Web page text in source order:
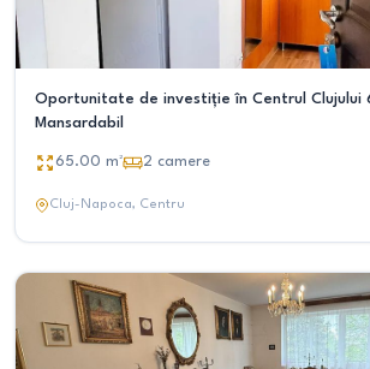
Oportunitate de investiție în Centrul Clujului 64,5 mp + Pod
Mansardabil
65.00 m² 2 camere
Cluj-Napoca, Centru